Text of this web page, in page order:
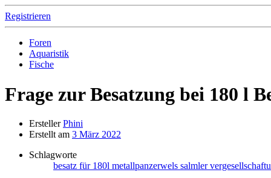
Registrieren
Foren
Aquaristik
Fische
Frage zur Besatzung bei 180 l
Ersteller Phini
Erstellt am 3 März 2022
Schlagworte
besatz für 180l metallpanzerwels salmler